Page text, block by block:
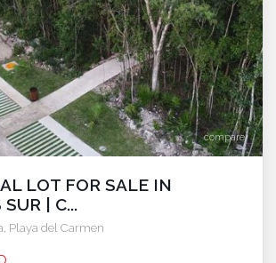
compare
LOT FOR SALE IN
| C...
Playa del Carmen